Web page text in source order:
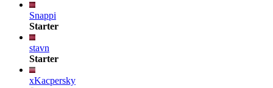
Snappi
Starter
stavn
Starter
xKacpersky